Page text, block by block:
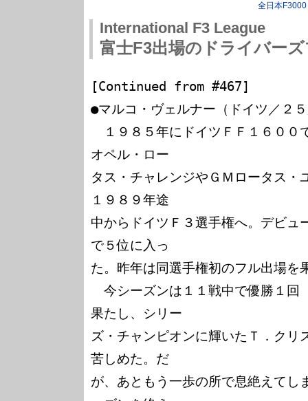
全日本F3000
International F3 League
富士F3出場のドライバー
[Continued from #467]
●マルコ・ヴェルナー（ドイツ／２
１９８５年にドイツＦＦ１６００
オペル・ロー
タス・チャレンジやＧＭロータス・
１９８９年途
中からドイツＦ３選手権へ。デビュ
で５位に入っ
た。昨年は同選手権初のフル出場を
今シーズンは１１戦中で優勝１回
果たし、シリー
ズ・チャンピオンに輝いたＴ．クリ
苦しめた。だ
が、あともう一歩の所で息絶えてし